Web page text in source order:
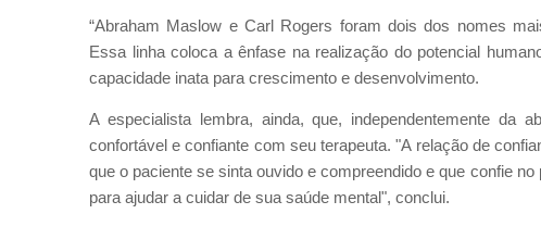
“Abraham Maslow e Carl Rogers foram dois dos nomes
Essa linha coloca a ênfase na realização do potencial
capacidade inata para crescimento e desenvolvimento.
A especialista lembra, ainda, que, independentemente da
confortável e confiante com seu terapeuta. "A relação de
que o paciente se sinta ouvido e compreendido e que confie
para ajudar a cuidar de sua saúde mental", conclui.